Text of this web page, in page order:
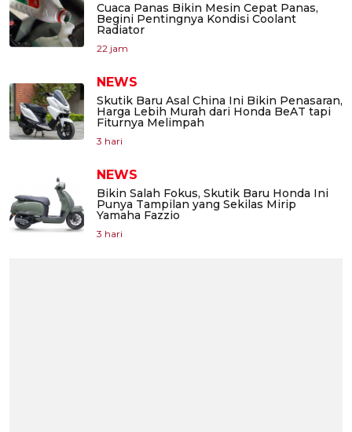
Cuaca Panas Bikin Mesin Cepat Panas,
Begini Pentingnya Kondisi Coolant
Radiator
22 jam
NEWS
Skutik Baru Asal China Ini Bikin Penasaran,
Harga Lebih Murah dari Honda BeAT tapi
Fiturnya Melimpah
3 hari
NEWS
Bikin Salah Fokus, Skutik Baru Honda Ini
Punya Tampilan yang Sekilas Mirip
Yamaha Fazzio
3 hari